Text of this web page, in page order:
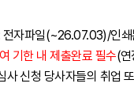
전자파일(~26.07.03)/인
기한 내 제출완료 필수(연
신청 당사자들의 취업 또